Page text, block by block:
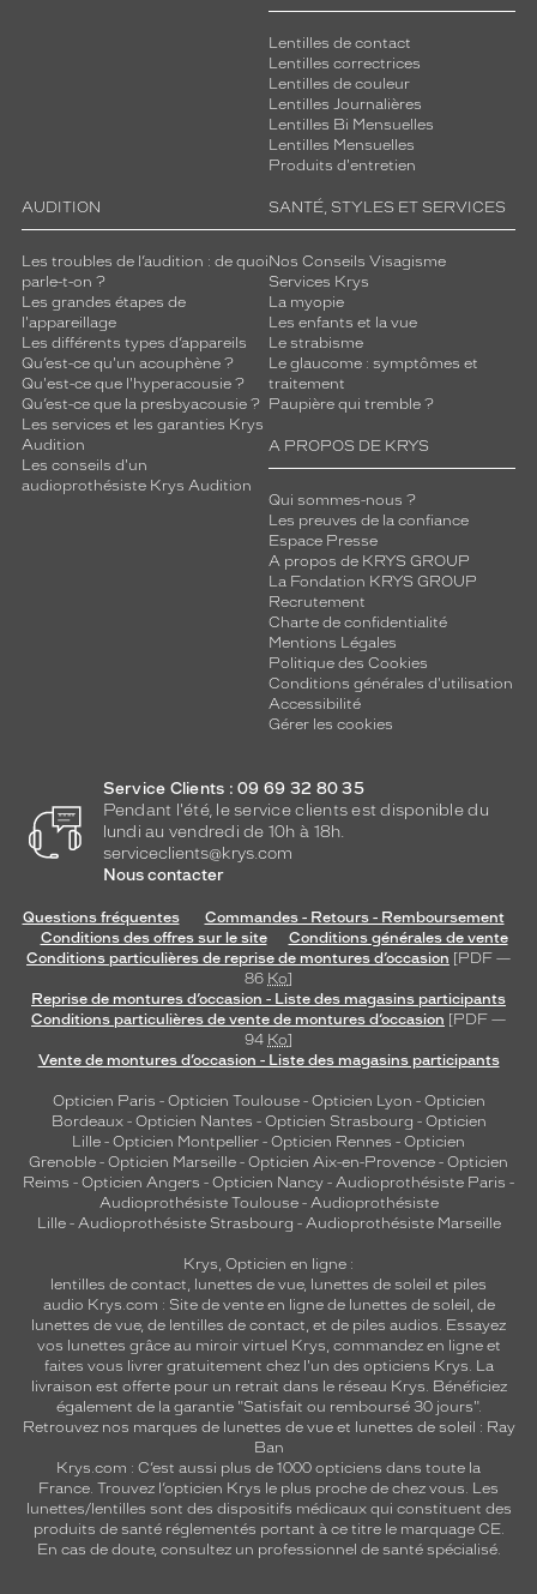
Lentilles de contact
Lentilles correctrices
Lentilles de couleur
Lentilles Journalières
Lentilles Bi Mensuelles
Lentilles Mensuelles
Produits d'entretien
AUDITION
Les troubles de l’audition : de quoi
parle-t-on ?
Les grandes étapes de
l'appareillage
Les différents types d’appareils
Qu’est-ce qu'un acouphène ?
Qu'est-ce que l'hyperacousie ?
Qu’est-ce que la presbyacousie ?
Les services et les garanties Krys
Audition
Les conseils d'un
audioprothésiste Krys Audition
SANTÉ, STYLES ET SERVICES
Nos Conseils Visagisme
Services Krys
La myopie
Les enfants et la vue
Le strabisme
Le glaucome : symptômes et
traitement
Paupière qui tremble ?
A PROPOS DE KRYS
Qui sommes-nous ?
Les preuves de la confiance
Espace Presse
A propos de KRYS GROUP
La Fondation KRYS GROUP
Recrutement
Charte de confidentialité
Mentions Légales
Politique des Cookies
Conditions générales d'utilisation
Accessibilité
Gérer les cookies
Service Clients : 09 69 32 80 35
Pendant l'été, le service clients est disponible du
lundi au vendredi de 10h à 18h.
serviceclients@krys.com
Nous contacter
Questions fréquentes
Commandes - Retours - Remboursement
Conditions des offres sur le site
Conditions générales de vente
Conditions particulières de reprise de montures d’occasion [PDF —
86 Ko]
Reprise de montures d’occasion - Liste des magasins participants
Conditions particulières de vente de montures d’occasion [PDF —
94 Ko]
Vente de montures d’occasion - Liste des magasins participants
Opticien Paris - Opticien Toulouse- Opticien Lyon - Opticien
Bordeaux- Opticien Nantes - Opticien Strasbourg - Opticien
Lille - Opticien Montpellier - Opticien Rennes - Opticien
Grenoble - Opticien Marseille - Opticien Aix-en-Provence - Opticien
Reims - Opticien Angers - Opticien Nancy - Audioprothésiste Paris -
Audioprothésiste Toulouse- Audioprothésiste
Lille- Audioprothésiste Strasbourg - Audioprothésiste Marseille
Krys, Opticien en ligne :
lentilles de contact, lunettes de vue, lunettes de soleil et piles
audio Krys.com : Site de vente en ligne de lunettes de soleil, de
lunettes de vue, de lentilles de contact, et de piles audios. Essayez
vos lunettes grâce au miroir virtuel Krys, commandez en ligne et
faites vous livrer gratuitement chez l'un des opticiens Krys. La
livraison est offerte pour un retrait dans le réseau Krys. Bénéficiez
également de la garantie "Satisfait ou remboursé 30 jours".
Retrouvez nos marques de lunettes de vue et lunettes de soleil : Ray
Ban
Krys.com : C’est aussi plus de 1000 opticiens dans toute la
France. Trouvez l’opticien Krys le plus proche de chez vous. Les
lunettes/lentilles sont des dispositifs médicaux qui constituent des
produits de santé réglementés portant à ce titre le marquage CE.
En cas de doute, consultez un professionnel de santé spécialisé.